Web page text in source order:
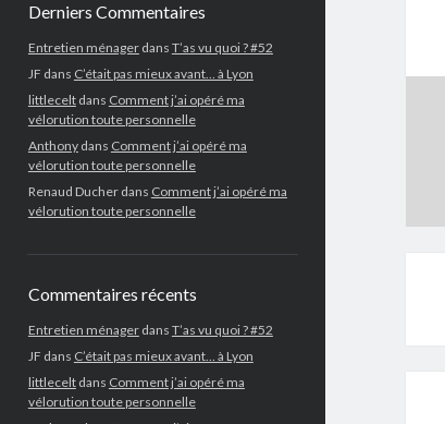
Derniers Commentaires
Entretien ménagerdans T’as vu quoi ? #52
JF dans C’était pas mieux avant… à Lyon
littleceltdans Comment j’ai opéré ma
vélorution toute personnelle
Anthonydans Comment j’ai opéré ma
vélorution toute personnelle
Renaud Ducherdans Comment j’ai opéré ma
vélorution toute personnelle
Commentaires récents
Entretien ménagerdans T’as vu quoi ? #52
JF dans C’était pas mieux avant… à Lyon
littleceltdans Comment j’ai opéré ma
vélorution toute personnelle